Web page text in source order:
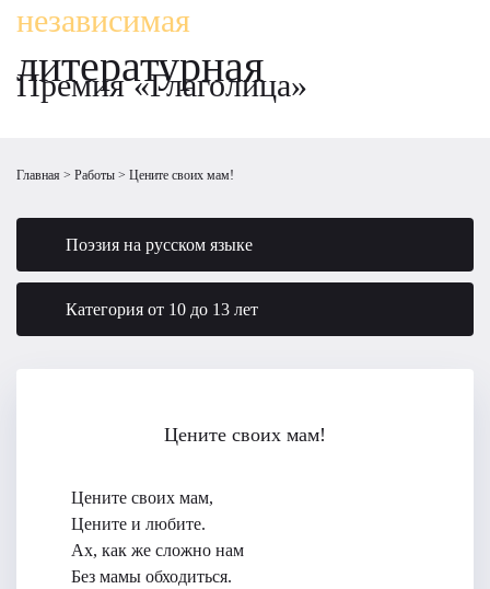
независимая
литературная
Премия «Глаголица»
Главная Работы Цените своих мам!
Поэзия на русском языке
Категория от 10 до 13 лет
Цените своих мам!
Цените своих мам,
Цените и любите.
Ах, как же сложно нам
Без мамы обходиться.